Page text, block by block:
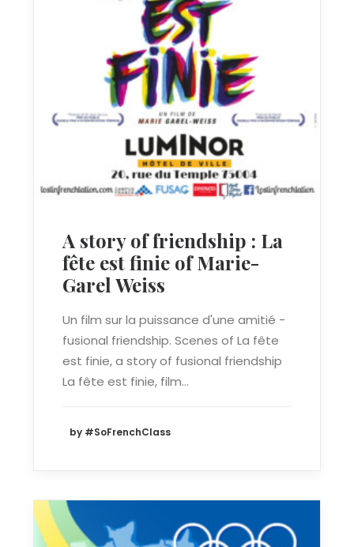
A story of friendship : La
fête est finie of Marie-
Garel Weiss
Un film sur la puissance d'une amitié -
fusional friendship. Scenes of La fête
est finie, a story of fusional friendship
La fête est finie, film…
by #SoFrenchClass